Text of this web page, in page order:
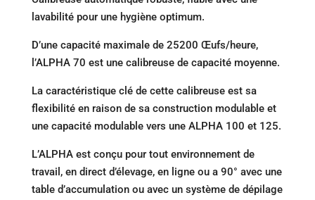
lavabilité pour une hygiène optimum.
D’une capacité maximale de 25200 Œufs/heure,
l’ALPHA 70 est une calibreuse de capacité moyenne.
La caractéristique clé de cette calibreuse est sa
flexibilité en raison de sa construction modulable et
une capacité modulable vers une ALPHA 100 et 125.
L’ALPHA est conçu pour tout environnement de
travail, en direct d’élevage, en ligne ou a 90° avec une
table d’accumulation ou avec un système de dépilage